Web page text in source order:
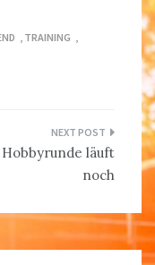
TRAINING
Hobbyrunde läuft
noch